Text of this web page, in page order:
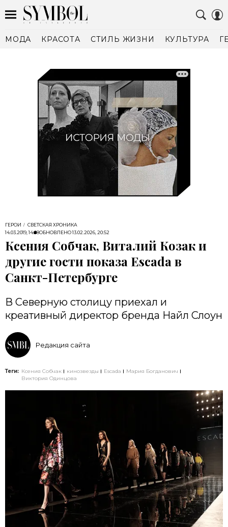
МОДА КРАСОТА СТИЛЬ ЖИЗНИ КУЛЬТУРА
ГЕРОИ
СВЕТСКАЯ ХРОНИКА
14.03.2019, 14:08ОБНОВЛЕНО13.02.2026, 20:52
Ксения Собчак, Виталий Козак и
другие гости показа Escada в
Санкт-Петербурге
В Северную столицу приехал и
креативный директор бренда Найл Слоун
Редакция сайта
Теги: Ксения Собчак кинозвезды Escada
Мария Богданович
Виктория Одинцова